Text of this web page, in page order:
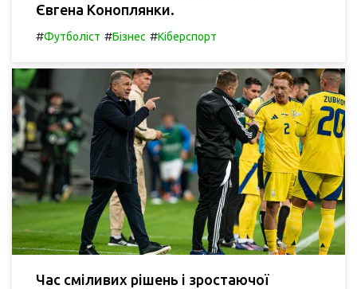
Євгена Коноплянки.
#Футболіст #Бізнес #Кіберспорт
Час сміливих рішень і зростаючої